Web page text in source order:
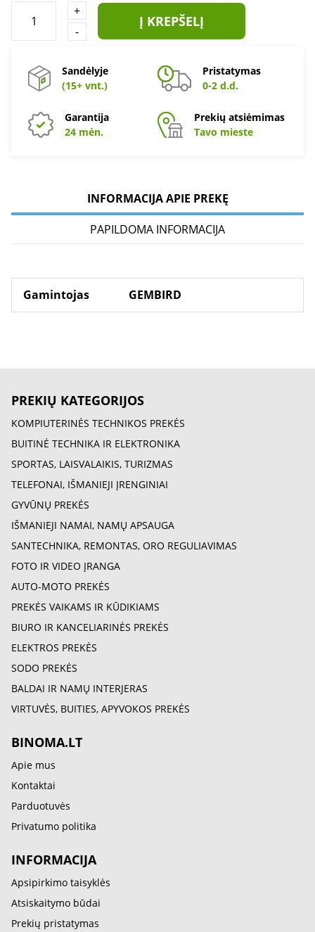
+
-
Į KREPŠELĮ
Sandėlyje
(15+ vnt.)
Pristatymas
0-2 d.d.
Garantija
24 mėn.
Prekių atsiėmimas
Tavo mieste
INFORMACIJA APIE PREKĘ
PAPILDOMA INFORMACIJA
Gamintojas GEMBIRD
PREKIŲ KATEGORIJOS
KOMPIUTERINĖS TECHNIKOS PREKĖS
BUITINĖ TECHNIKA IR ELEKTRONIKA
SPORTAS, LAISVALAIKIS, TURIZMAS
TELEFONAI, IŠMANIEJI ĮRENGINIAI
GYVŪNŲ PREKĖS
IŠMANIEJI NAMAI, NAMŲ APSAUGA
SANTECHNIKA, REMONTAS, ORO REGULIAVIMAS
FOTO IR VIDEO ĮRANGA
AUTO-MOTO PREKĖS
PREKĖS VAIKAMS IR KŪDIKIAMS
BIURO IR KANCELIARINĖS PREKĖS
ELEKTROS PREKĖS
SODO PREKĖS
BALDAI IR NAMŲ INTERJERAS
VIRTUVĖS, BUITIES, APYVOKOS PREKĖS
BINOMA.LT
Apie mus
Kontaktai
Parduotuvės
Privatumo politika
INFORMACIJA
Apsipirkimo taisyklės
Atsiskaitymo būdai
Prekių pristatymas